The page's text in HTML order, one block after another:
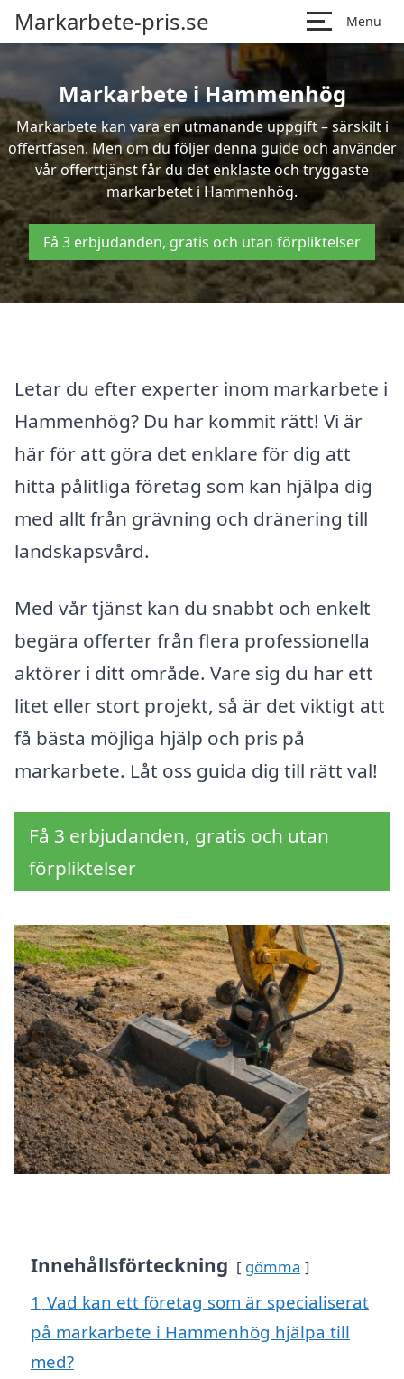
Markarbete-pris.se Menu
Markarbete i Hammenhög
Markarbete kan vara en utmanande uppgift – särskilt i
offertfasen. Men om du följer denna guide och använder
vår offerttjänst får du det enklaste och tryggaste
markarbetet i Hammenhög.
Få 3 erbjudanden, gratis och utan förpliktelser
Letar du efter experter inom markarbete i
Hammenhög? Du har kommit rätt! Vi är
här för att göra det enklare för dig att
hitta pålitliga företag som kan hjälpa dig
med allt från grävning och dränering till
landskapsvård.
Med vår tjänst kan du snabbt och enkelt
begära offerter från flera professionella
aktörer i ditt område. Vare sig du har ett
litet eller stort projekt, så är det viktigt att
få bästa möjliga hjälp och pris på
markarbete. Låt oss guida dig till rätt val!
Få 3 erbjudanden, gratis och utan
förpliktelser
Innehållsförteckning gömma
1 Vad kan ett företag som är specialiserat
på markarbete i Hammenhög hjälpa till
med?